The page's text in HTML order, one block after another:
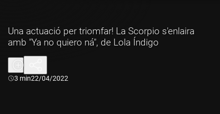
Una actuació per triomfar! La Scorpio s'enlaira
amb "Ya no quiero ná", de Lola Índigo
Durada:
3 min22/04/2022